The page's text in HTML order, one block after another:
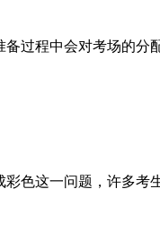
过程中会对考场的分
色这一问题，许多考